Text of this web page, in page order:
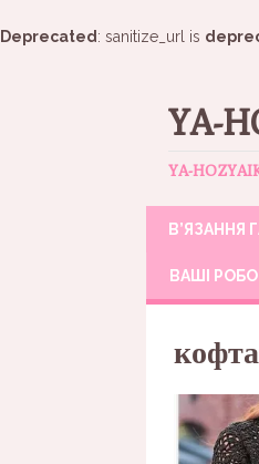
Deprecated : sanitize_url is
YA-
YA-
В’ЯЗАННЯ
ВАШІ
кофта